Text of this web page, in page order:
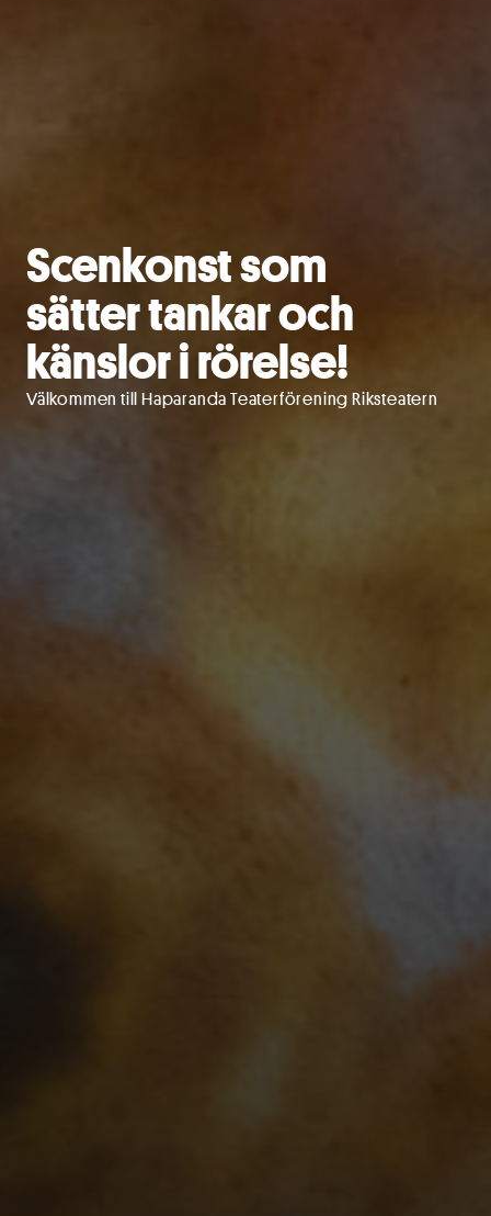
Scenkonst som
sätter tankar och
känslor i rörelse!
Välkommen till Haparanda Teaterförening Riksteatern